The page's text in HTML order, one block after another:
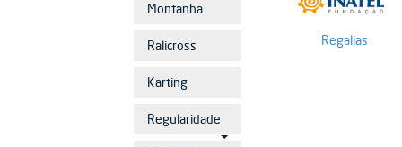
Montanha
Ralicross
Karting
Regularidade
Regalias